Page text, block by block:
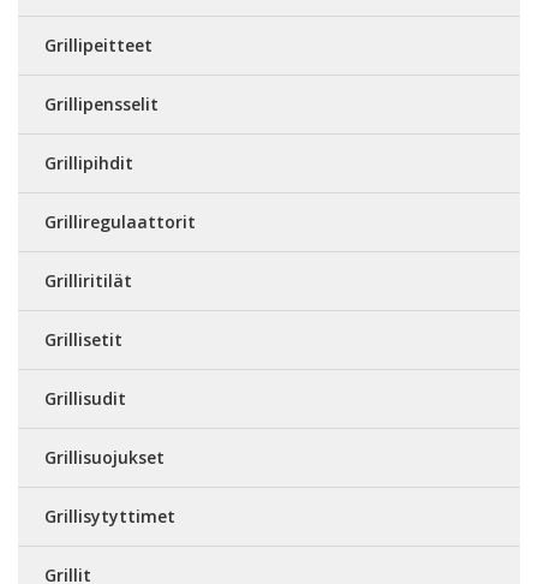
Grillipeitteet
Grillipensselit
Grillipihdit
Grilliregulaattorit
Grilliritilät
Grillisetit
Grillisudit
Grillisuojukset
Grillisytyttimet
Grillit